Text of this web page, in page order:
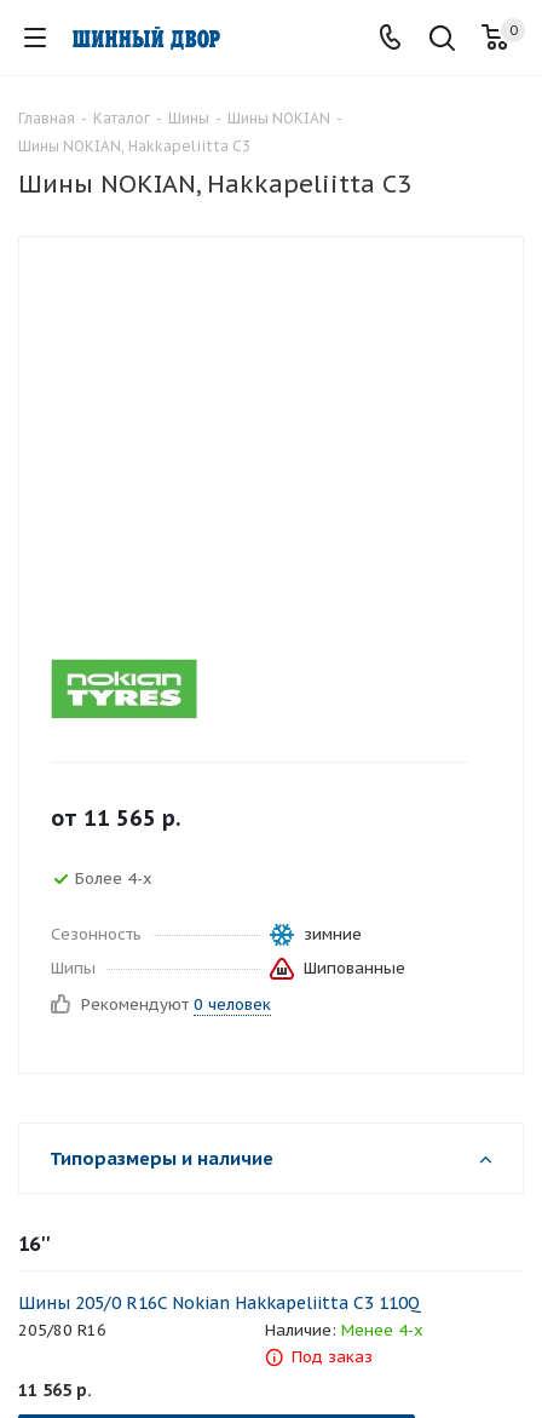
0
Главная - Каталог - Шины - Шины NOKIAN -
Шины NOKIAN, Hakkapeliitta C3
Шины NOKIAN, Hakkapeliitta C3
от 11 565 р.
Более 4-х
Сезонность
зимние
Шипы
Шипованные
Рекомендуют 0 человек
Типоразмеры и наличие
16''
Шины 205/0 R16C Nokian Hakkapeliitta C3 110Q
205/80 R16 Наличие: Менее 4-х
Под заказ
11 565 р.